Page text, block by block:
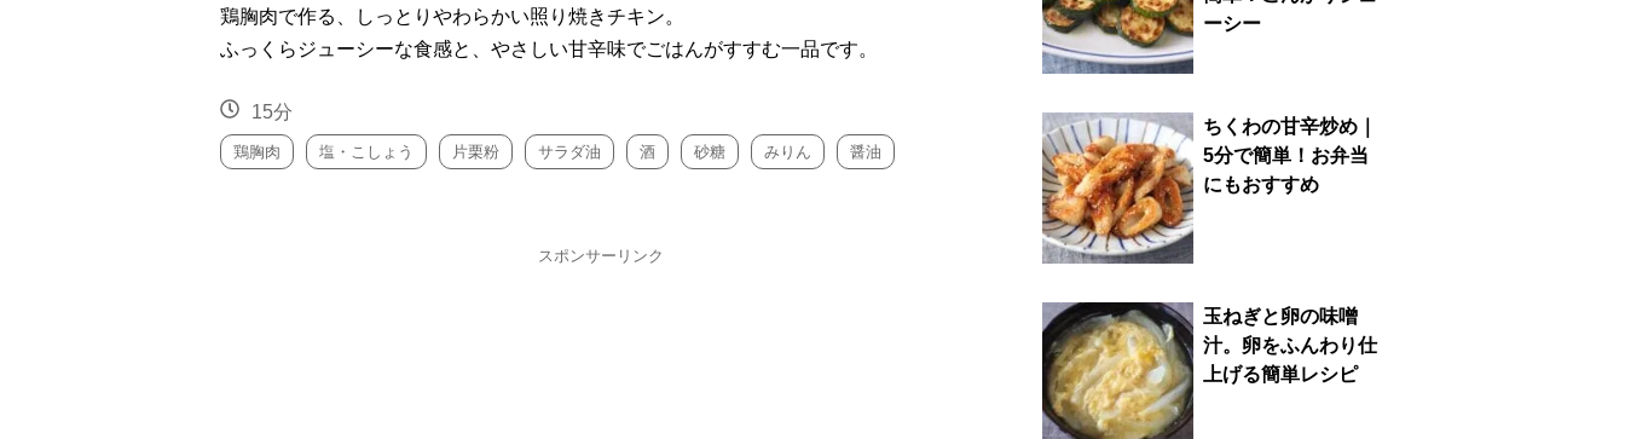
鶏胸肉で作る、しっとりやわらかい照り焼きチキン。
ふっくらジューシーな食感と、やさしい甘辛味でごはんがすすむ一品です。
15分
鶏胸肉 塩・こしょう 片栗粉 サラダ油 酒 砂糖 みりん 醤油
スポンサーリンク
ーシー
ちくわの甘辛炒め｜
5分で簡単！お弁当
にもおすすめ
玉ねぎと卵の味噌
汁。卵をふんわり仕
上げる簡単レシピ